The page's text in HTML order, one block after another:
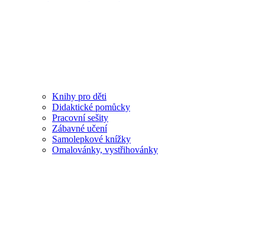
Knihy pro děti
Didaktické pomůcky
Pracovní sešity
Zábavné učení
Samolepkové knížky
Omalovánky, vystřihovánky